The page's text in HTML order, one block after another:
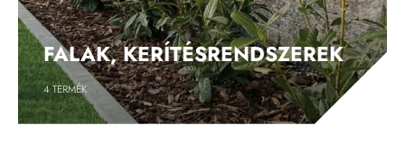
FALAK, KERÍTÉSRENDSZEREK
4TERMÉK